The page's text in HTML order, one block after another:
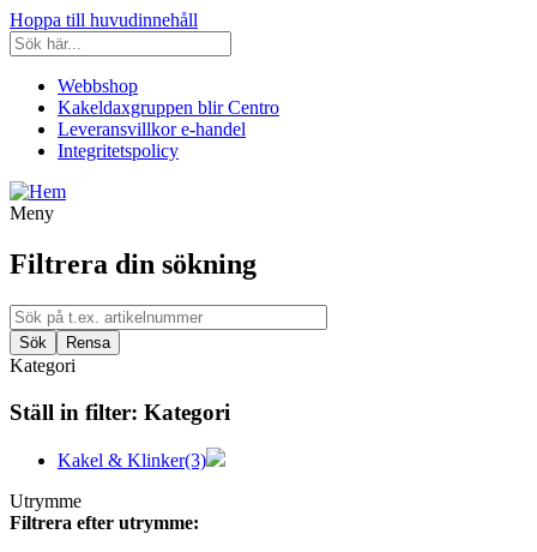
Hoppa till huvudinnehåll
Webbshop
Kakeldaxgruppen blir Centro
Leveransvillkor e-handel
Integritetspolicy
Meny
Filtrera din sökning
Kategori
Ställ in filter: Kategori
Kakel & Klinker(3)
Utrymme
Filtrera efter utrymme: